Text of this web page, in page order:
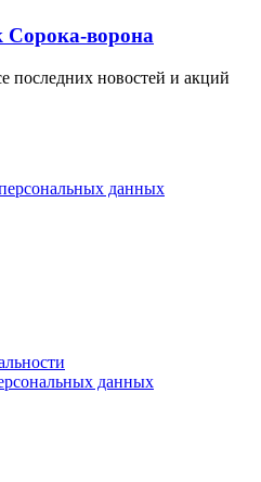
ворона
последних новостей и акций
данных
данных